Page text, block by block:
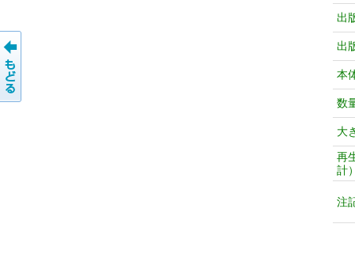
出
出
本
数
大
再
計
注